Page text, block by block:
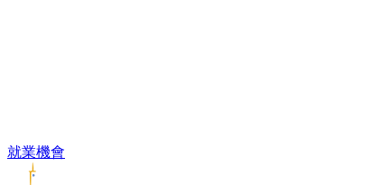
就業機會